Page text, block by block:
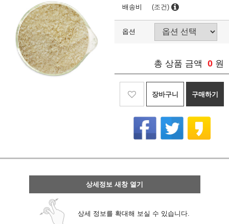
배송비
(조건)
옵션
총 상품 금액 0 원
장바구니 구매하기
상세정보 새창 열기
상세 정보를 확대해 보실 수 있습니다.